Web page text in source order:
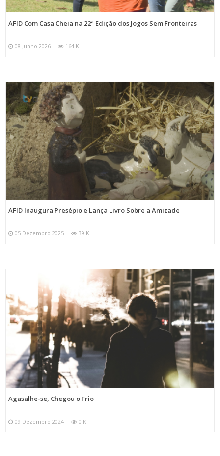
AFID Com Casa Cheia na 22ª Edição dos Jogos Sem Fronteiras
08 Junho 2026 164 K
AFID Inaugura Presépio e Lança Livro Sobre a Amizade
05 Dezembro 2025 39 K
Agasalhe-se, Chegou o Frio
09 Dezembro 2024 0 K